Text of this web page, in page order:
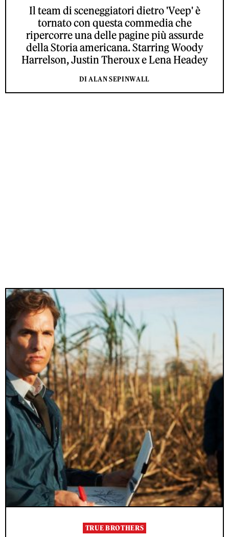
Il team di sceneggiatori dietro 'Veep' è
tornato con questa commedia che
ripercorre una delle pagine più assurde
della Storia americana. Starring Woody
Harrelson, Justin Theroux e Lena Headey
DI ALAN SEPINWALL
TRUE BROTHERS